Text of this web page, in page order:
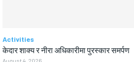
Activities
केदार शाक्य र नीरा अधिकारीमा पुरस्कार समर्पण
August 4, 2026